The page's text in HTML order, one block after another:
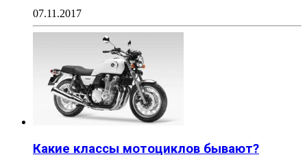
07.11.2017
Какие классы мотоциклов бывают?